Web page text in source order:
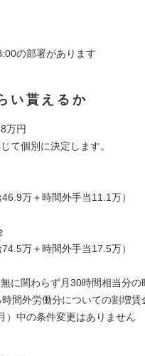
の部署があります
い貰えるか
万円
て個別に決定します。
万＋時間外手当11.1万）
万＋時間外手当17.5万）
に関わらず月30時間相当分の
間外労働分についての割増賃
）中の条件変更はありません